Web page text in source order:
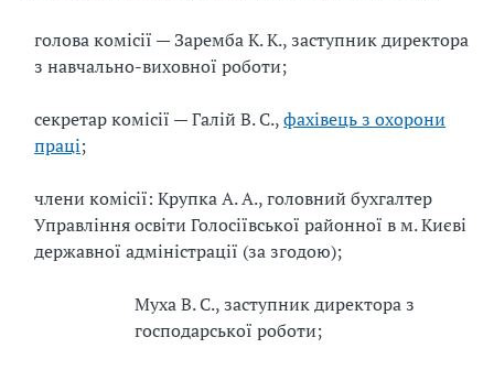
голова комісії — ЗарембаК. К., заступник директора
з навчально-виховної роботи;
секретар комісії —Галій В. С.,фахівець з охорони
праці;
члени комісії: Крупка А. А., головний бухгалтер
Управління освіти Голосіївської районної в м. Києві
державної адміністрації (за згодою);
Муха В. С., заступник директора з
господарської роботи;